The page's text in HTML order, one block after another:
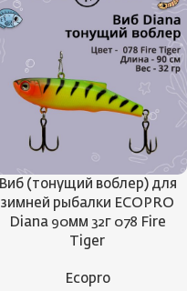
Виб (тонущий воблер) для
зимней рыбалки ECOPRO
Diana 90мм 32г 078 Fire
Tiger
Ecopro